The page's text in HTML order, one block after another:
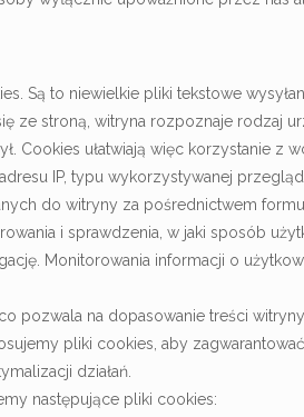
Są to niewielkie pliki tekstowe
ze stroną, witryna rozpoznaje rodzaj
Cookies ułatwiają więc korzystanie z
IP, typu wykorzystywanej
do witryny za pośrednictwem
i sprawdzenia, w jaki sposób
Monitorowania informacji o
pozwala na dopasowanie treści
pliki cookies, aby
działań.
następujące pliki cookies: